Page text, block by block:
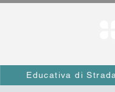
Educativa di Strada